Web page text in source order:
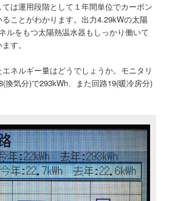
は運用段階として１年間単位でカーボン
ことがわかります。出力4.29kWの太陽
ルをもつ太陽熱温水器もしっかり働いて
す。
ネルギー量はどうでしょうか。モニタリ
換気分)で293kWh、また回路19(暖冷房分)